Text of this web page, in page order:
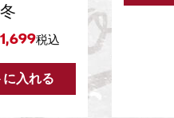
1,699税込
に入れる